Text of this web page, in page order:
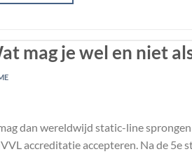
mag je wel en niet
dan wereldwijd static-line
accreditatie accepteren. Na de 5e